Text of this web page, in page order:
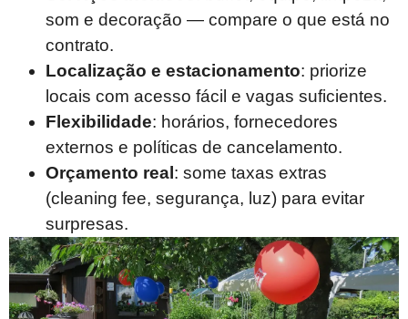
som e decoração — compare o que está no
contrato.
Localização e estacionamento: priorize
locais com acesso fácil e vagas suficientes.
Flexibilidade: horários, fornecedores
externos e políticas de cancelamento.
Orçamento real : some taxas extras
(cleaning fee, segurança, luz) para evitar
surpresas.